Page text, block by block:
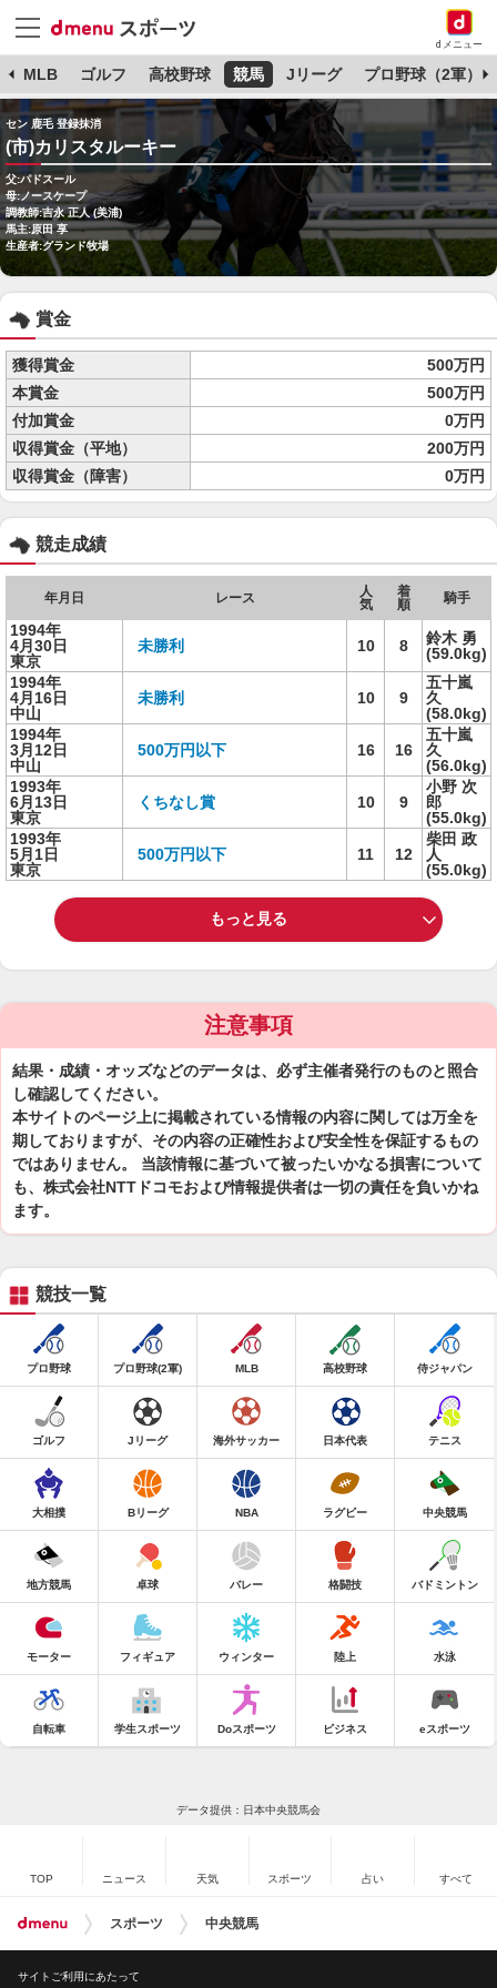
dメニュー
MLB ゴルフ 高校野球 競馬 Jリーグ プロ野球（2軍）
セン 鹿毛 登録抹消
(市)カリスタルーキー
父:パドスール
母:ノースケープ
調教師:吉永 正人 (美浦)
馬主:原田 享
生産者:グランド牧場
賞金
獲得賞金
500万円
本賞金
500万円
付加賞金
0万円
収得賞金（平地）
200万円
収得賞金（障害）
0万円
競走成績
年月日 レース
人
気
着
順
騎手
1994年
4月30日
東京
未勝利 10 8
鈴木 勇
(59.0kg)
1994年
4月16日
中山
未勝利 10 9
五十嵐
久
(58.0kg)
1994年
3月12日
中山
500万円以下 16 16
五十嵐
久
(56.0kg)
1993年
6月13日
東京
くちなし賞 10 9
小野 次
郎
(55.0kg)
1993年
5月1日
東京
500万円以下 11 12
柴田 政
人
(55.0kg)
もっと見る
注意事項
結果・成績・オッズなどのデータは、必ず主催者発行のものと照合
し確認してください。
本サイトのページ上に掲載されている情報の内容に関しては万全を
期しておりますが、その内容の正確性および安全性を保証するもの
ではありません。 当該情報に基づいて被ったいかなる損害について
も、株式会社NTTドコモおよび情報提供者は一切の責任を負いかね
ます。
競技一覧
プロ野球 プロ野球(2軍) MLB 高校野球 侍ジャパン
ゴルフ Jリーグ 海外サッカー 日本代表 テニス
大相撲 Bリーグ NBA ラグビー 中央競馬
地方競馬 卓球 バレー 格闘技 バドミントン
モーター フィギュア ウィンター 陸上 水泳
自転車 学生スポーツ Doスポーツ ビジネス eスポーツ
データ提供：日本中央競馬会
TOP ニュース 天気 スポーツ 占い すべて
スポーツ 中央競馬
サイトご利用にあたって